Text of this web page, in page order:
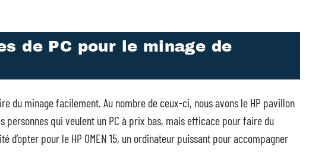
de PC pour le minage de
du minage facilement. Au nombre de ceux-ci, nous avons le HP pavillon
personnes qui veulent un PC à prix bas, mais efficace pour faire du
d’opter pour le HP OMEN 15, un ordinateur puissant pour accompagner